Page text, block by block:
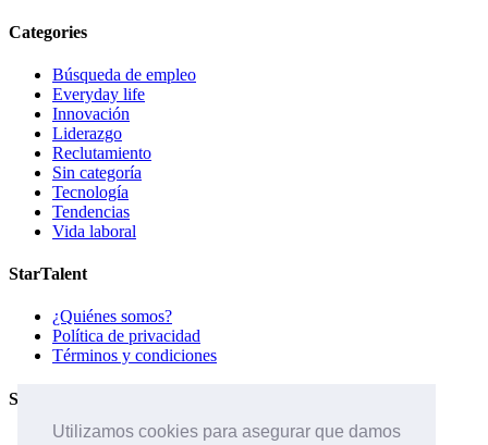
Utilizamos cookies para asegurar que damos
Categories
Búsqueda de empleo
Everyday life
Innovación
Liderazgo
Reclutamiento
Sin categoría
Tecnología
Tendencias
Vida laboral
StarTalent
¿Quiénes somos?
Política de privacidad
Términos y condiciones
Servicios
Páginas de carreras